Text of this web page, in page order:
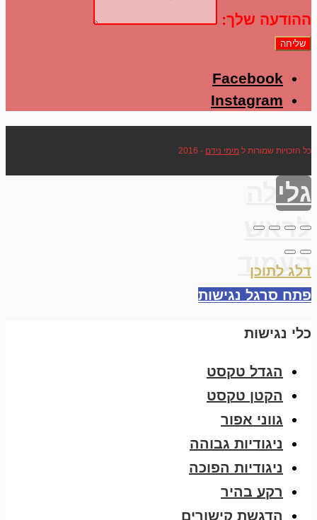
ההודעה שלך:
שליחה
Facebook
Instagram
כל הזכויות שמורות ל מימי נידם - 2016
גלילה
לראש
העמוד
דלג לתוכן
פתח סרגל נגישות
כלי נגישות
הגדל טקסט
הקטן טקסט
גווני אפור
ניגודיות גבוהה
ניגודיות הפוכה
רקע בהיר
הדגשת קישורים